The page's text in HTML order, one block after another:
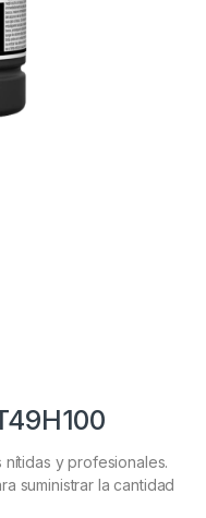
nítidas y profesionales.
suministrar la cantidad